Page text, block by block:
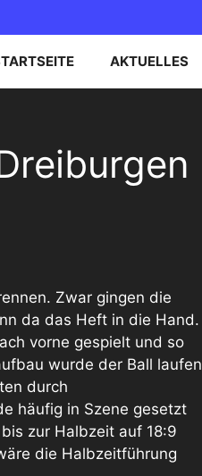
AKTUELLES
C-JUGEND
Zwar gingen die
da das Heft in die Hand.
vorne gespielt und so
wurde der Ball laufen
durch
häufig in Szene gesetzt
zur Halbzeit auf 18:9
die Halbzeitführung